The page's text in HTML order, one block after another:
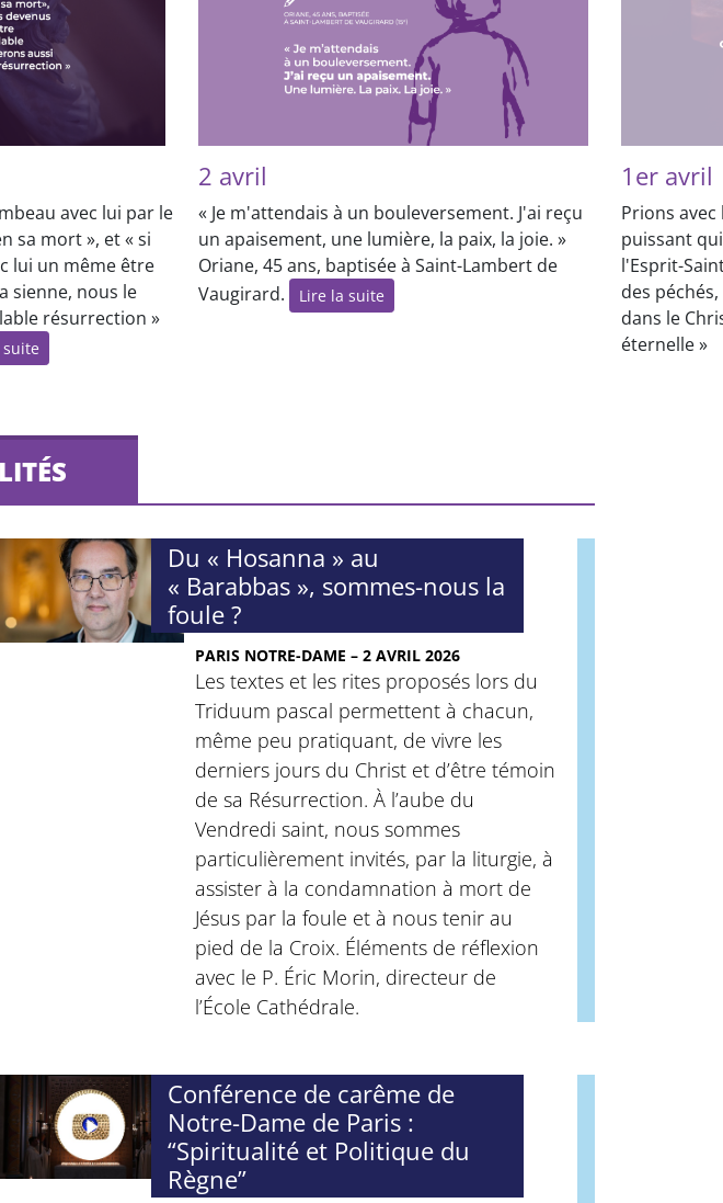
avec lui par le
sa mort », et « si
lui un même être
sienne, nous le
résurrection »
suite
2 avril
« Je m'attendais à un bouleversement. J'ai reçu
un apaisement, une lumière, la paix, la joie. »
Oriane, 45 ans, baptisée à Saint-Lambert de
Vaugirard.
Lire la suite
1er avril
Prions
puissant
l'Esprit-
des
dans le
éternelle »
Du « Hosanna » au
« Barabbas », sommes-nous la
foule ?
PARIS NOTRE-DAME – 2 AVRIL 2026
Les textes et les rites proposés lors du
Triduum pascal permettent à chacun,
même peu pratiquant, de vivre les
derniers jours du Christ et d’être témoin
de sa Résurrection. À l’aube du
Vendredi saint, nous sommes
particulièrement invités, par la liturgie, à
assister à la condamnation à mort de
Jésus par la foule et à nous tenir au
pied de la Croix. Éléments de réflexion
avec le P. Éric Morin, directeur de
l’École Cathédrale.
Conférence de carême de
Notre-Dame de Paris :
“Spiritualité et Politique du
Règne”